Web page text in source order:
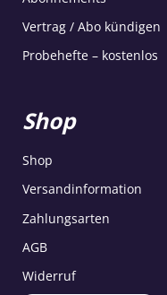
Vertrag / Abo kündigen
Probehefte – kostenlos
Shop
Shop
Versandinformation
Zahlungsarten
AGB
Widerruf